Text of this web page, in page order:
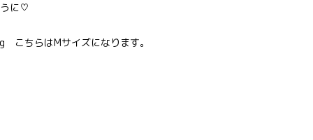
に♡
ちらはMサイズになります。